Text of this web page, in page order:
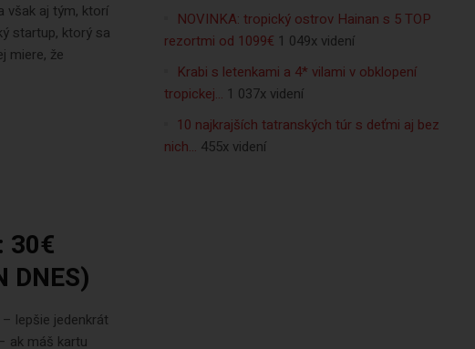
však aj tým, ktorí
startup, ktorý sa
miere, že
30€
DNES)
lepšie jedenkrát
ak máš kartu
NOVINKA: tropický ostrov Hainan s 5 TOP
rezortmi od 1099€ 1 049x videní
Krabi s letenkami a 4* vilami v obklopení
tropickej… 1 037x videní
10 najkrajších tatranských túr s deťmi aj bez
nich… 455x videní